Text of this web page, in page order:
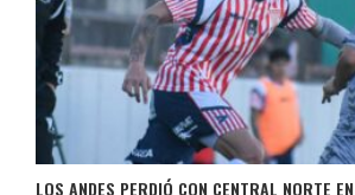
LOS ANDES PERDIÓ CON CENTRAL NORTE